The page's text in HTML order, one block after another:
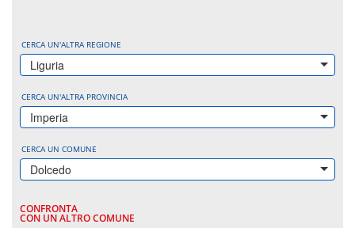
CERCA UN'ALTRA REGIONE
Liguria
CERCA UN'ALTRA PROVINCIA
Imperia
CERCA UN COMUNE
Dolcedo
CONFRONTA
CON UN ALTRO COMUNE